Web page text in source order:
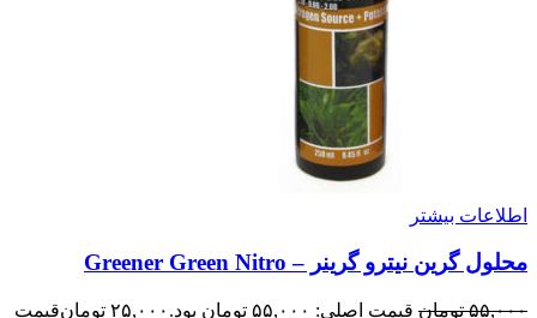
اطلاعات بیشتر
محلول گرین نیترو گرینر – Greener Green Nitro
۵۵,۰۰۰ تومان قیمت اصلی: ۵۵,۰۰۰ تومان بود. ۲۵,۰۰۰ تومانقیمت